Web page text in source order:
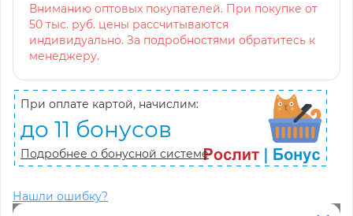
Вниманию оптовых покупателей. При покупке от
50 тыс. руб. цены рассчитываются
индивидуально. За подробностями обратитесь к
менеджеру.
При оплате картой, начислим:
до 11 бонусов
Подробнее о бонусной системе
Нашли ошибку?